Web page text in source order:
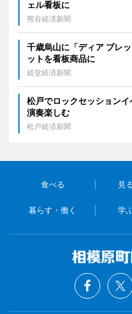
ェル看板に
熊谷経済新聞
千歳烏山に「ディア ブレ
ットを看板商品に
経堂経済新聞
松戸でロックセッション
演奏楽しむ
松戸経済新聞
食べる 見
暮らす・働く 学